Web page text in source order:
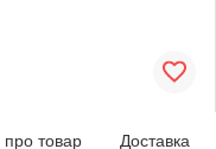
про товар Доставка